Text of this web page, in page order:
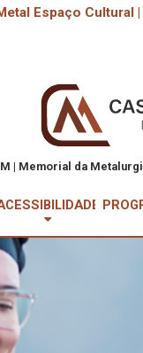
Espaço Cultural
| Memorial da